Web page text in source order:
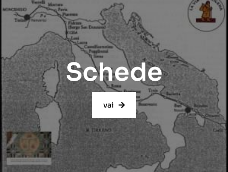
Schede
vai